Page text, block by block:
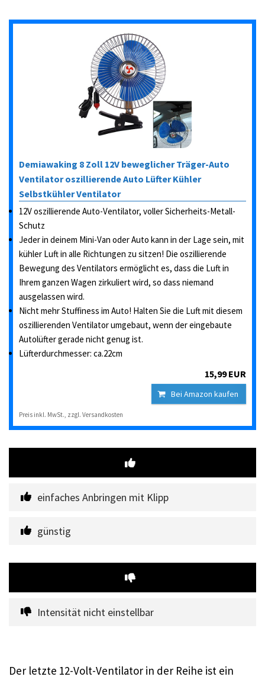
Demiawaking 8 Zoll 12V beweglicher Träger-Auto
Ventilator oszillierende Auto Lüfter Kühler
Selbstkühler Ventilator
12V oszillierende Auto-Ventilator, voller Sicherheits-Metall-
Schutz
Jeder in deinem Mini-Van oder Auto kann in der Lage sein, mit
kühler Luft in alle Richtungen zu sitzen! Die oszillierende
Bewegung des Ventilators ermöglicht es, dass die Luft in
Ihrem ganzen Wagen zirkuliert wird, so dass niemand
ausgelassen wird.
Nicht mehr Stuffiness im Auto! Halten Sie die Luft mit diesem
oszillierenden Ventilator umgebaut, wenn der eingebaute
Autolüfter gerade nicht genug ist.
Lüfterdurchmesser: ca.22cm
15,99 EUR
Bei Amazon kaufen
Preis inkl. MwSt., zzgl. Versandkosten
einfaches Anbringen mit Klipp
günstig
Intensität nicht einstellbar
Der letzte 12-Volt-Ventilator in der Reihe ist ein